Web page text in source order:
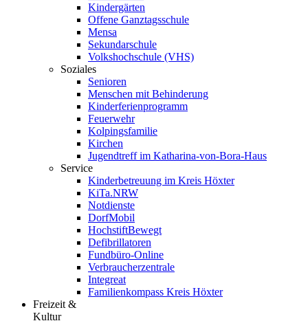
Kindergärten
Offene Ganztagsschule
Mensa
Sekundarschule
Volkshochschule (VHS)
Soziales
Senioren
Menschen mit Behinderung
Kinderferienprogramm
Feuerwehr
Kolpingsfamilie
Kirchen
Jugendtreff im Katharina-von-Bora-Haus
Service
Kinderbetreuung im Kreis Höxter
KiTa.NRW
Notdienste
DorfMobil
HochstiftBewegt
Defibrillatoren
Fundbüro-Online
Verbraucherzentrale
Integreat
Familienkompass Kreis Höxter
Freizeit &
Kultur